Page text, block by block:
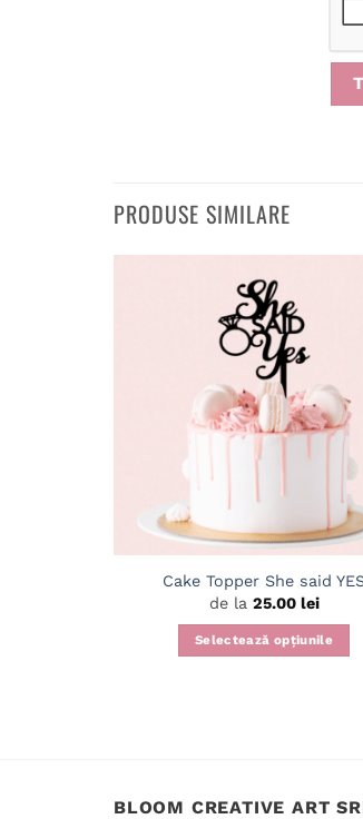
PRODUSE SIMILARE
Cake Topper She said
de la 25.00 lei
Selectează opțiunile
BLOOM CREATIVE ART